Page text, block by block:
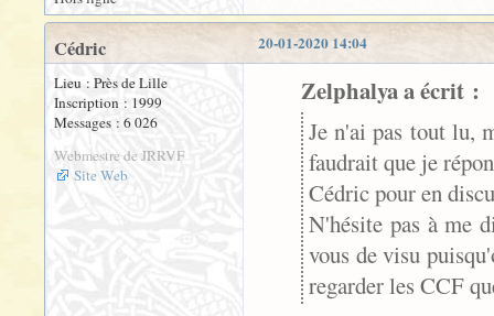
20-01-2020 14:04
Cédric
Lieu : Près de Lille
Inscription : 1999
Messages : 6 026
Webmestre de JRRVF
Site Web
Zelphalya a écrit :
Je n'ai pas tout lu,
faudrait que je
Cédric pour en
N'hésite pas à me
vous de visu
regarder les CCF